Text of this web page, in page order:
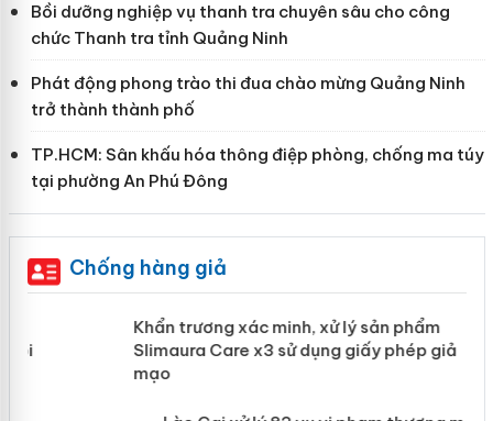
Bồi dưỡng nghiệp vụ thanh tra chuyên sâu cho công
chức Thanh tra tỉnh Quảng Ninh
Phát động phong trào thi đua chào mừng Quảng Ninh
trở thành thành phố
TP.HCM: Sân khấu hóa thông điệp phòng, chống ma túy
tại phường An Phú Đông
Chống hàng giả
Khẩn trương xác minh, xử lý sản phẩm
Slimaura Care x3 sử dụng giấy phép
giả mạo